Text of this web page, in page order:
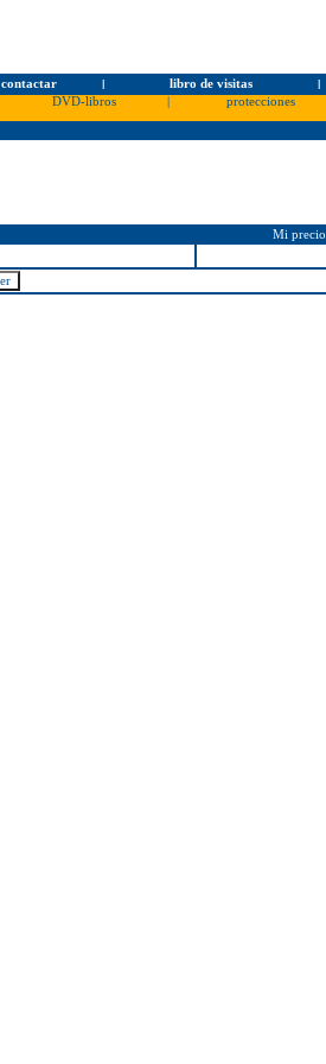
contactar l libro de visitas l
DVD-libros protecciones
Mi precio